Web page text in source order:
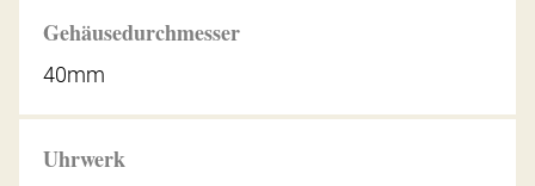
Gehäusedurchmesser
40mm
Uhrwerk